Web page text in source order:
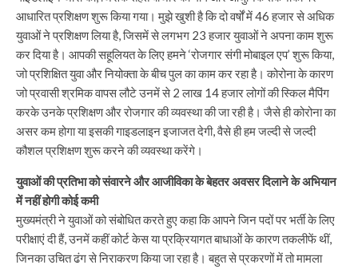
आधारित प्रशिक्षण शुरू किया गया। मुझे खुशी है कि दो वर्षों में 46 हजार से अधिक
युवाओं ने प्रशिक्षण लिया है, जिसमें से लगभग 23 हजार युवाओं ने अपना काम शुरू
कर दिया है। आपकी सहूलियत के लिए हमने ‘रोजगार संगी मोबाइल एप’ शुरू किया,
जो प्रशिक्षित युवा और नियोक्ता के बीच पुल का काम कर रहा है। कोरोना के कारण
जो प्रवासी श्रमिक वापस लौटे उनमें से 2 लाख 14 हजार लोगों की स्किल मैपिंग
करके उनके प्रशिक्षण और रोजगार की व्यवस्था की जा रही है। जैसे ही कोरोना का
असर कम होगा या इसकी गाइडलाइन इजाजत देगी, वैसे ही हम जल्दी से जल्दी
कौशल प्रशिक्षण शुरू करने की व्यवस्था करेंगे।
युवाओं की प्रतिभा को संवारने और आजीविका के बेहतर अवसर दिलाने के अभियान
में नहीं होगी कोई कमी
मुख्यमंत्री ने युवाओं को संबोधित करते हुए कहा कि आपने जिन पदों पर भर्ती के लिए
परीक्षाएं दी हैं, उनमें कहीं कोर्ट केस या प्रक्रियागत बाधाओं के कारण तकलीफें थीं,
जिनका उचित ढंग से निराकरण किया जा रहा है। बहुत से प्रकरणों में तो मामला